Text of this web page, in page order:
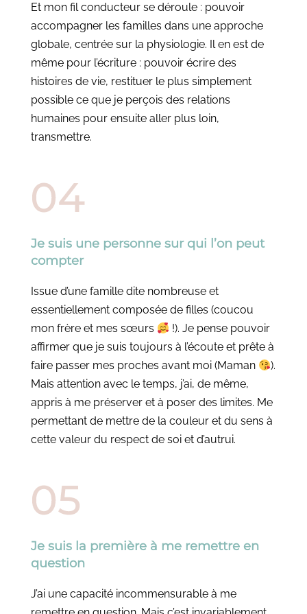
Et mon fil conducteur se déroule : pouvoir
accompagner les familles dans une approche
globale, centrée sur la physiologie. Il en est de
même pour l’écriture : pouvoir écrire des
histoires de vie, restituer le plus simplement
possible ce que je perçois des relations
humaines pour ensuite aller plus loin,
transmettre.
Je suis une personne sur qui l’on peut
compter
Issue d’une famille dite nombreuse et
essentiellement composée de filles (coucou
mon frère et mes sœurs
!). Je pense pouvoir
affirmer que je suis toujours à l’écoute et prête à
faire passer mes proches avant moi (Maman
).
Mais attention avec le temps, j’ai, de même,
appris à me préserver et à poser des limites. Me
permettant de mettre de la couleur et du sens à
cette valeur du respect de soi et d’autrui.
Je suis la première à me remettre en
question
J’ai une capacité incommensurable à me